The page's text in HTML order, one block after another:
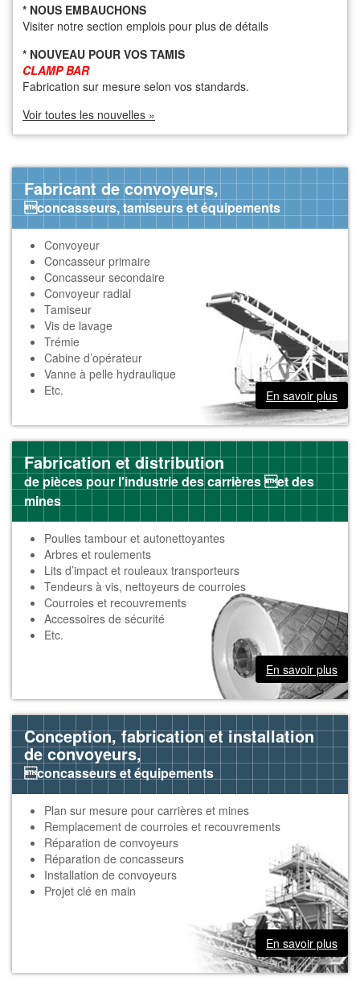
* NOUS EMBAUCHONS
Visiter notre section emplois pour plus de détails
* NOUVEAU POUR VOS TAMIS
CLAMP BAR
Fabrication sur mesure selon vos standards.
Voir toutes les nouvelles »
Fabricant de convoyeurs,
concasseurs, tamiseurs et équipements
Convoyeur
Concasseur primaire
Concasseur secondaire
Convoyeur radial
Tamiseur
Vis de lavage
Trémie
Cabine d’opérateur
Vanne à pelle hydraulique
Etc.
En savoir plus
Fabrication et distribution
de pièces pour l'industrie des carrières et des
mines
Poulies tambour et autonettoyantes
Arbres et roulements
Lits d’impact et rouleaux transporteurs
Tendeurs à vis, nettoyeurs de courroies
Courroies et recouvrements
Accessoires de sécurité
Etc.
En savoir plus
Conception, fabrication et installation
de convoyeurs,
concasseurs et équipements
Plan sur mesure pour carrières et mines
Remplacement de courroies et recouvrements
Réparation de convoyeurs
Réparation de concasseurs
Installation de convoyeurs
Projet clé en main
En savoir plus